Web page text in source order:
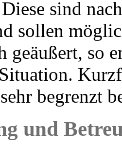
sind
sollen
geäußert, so
begrenzt
und